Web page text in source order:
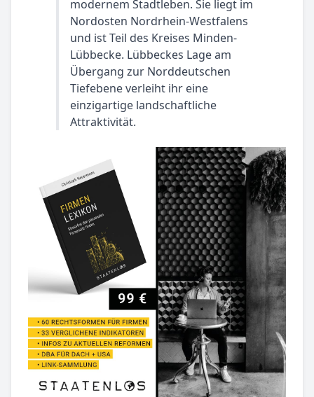
modernem Stadtleben. Sie liegt im
Nordosten Nordrhein-Westfalens
und ist Teil des Kreises Minden-
Lübbecke. Lübbeckes Lage am
Übergang zur Norddeutschen
Tiefebene verleiht ihr eine
einzigartige landschaftliche
Attraktivität.